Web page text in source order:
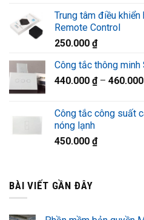
là:
Trung tâm điều
Remote Control
250.000 ₫
Công tắc thông minh
440.000 ₫– 460.000
Công tắc công suất
nóng lạnh
450.000 ₫
BÀI VIẾT GẦN ĐÂY